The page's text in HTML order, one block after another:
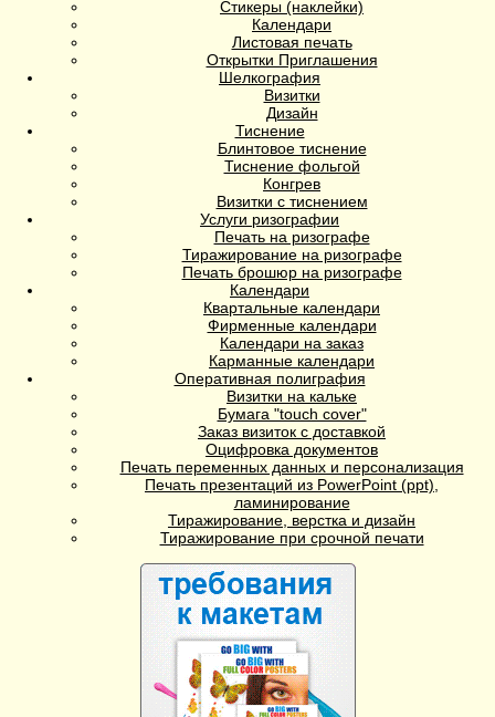
Стикеры (наклейки)
Календари
Листовая печать
Открытки Приглашения
Шелкография
Визитки
Дизайн
Тиснение
Блинтовое тиснение
Тиснение фольгой
Конгрев
Визитки с тиснением
Услуги ризографии
Печать на ризографе
Тиражирование на ризографе
Печать брошюр на ризографе
Календари
Квартальные календари
Фирменные календари
Календари на заказ
Карманные календари
Оперативная полиграфия
Визитки на кальке
Бумага "touch cover"
Заказ визиток с доставкой
Оцифровка документов
Печать переменных данных и персонализация
Печать презентаций из PowerPoint (ppt),
ламинирование
Тиражирование, верстка и дизайн
Тиражирование при срочной печати